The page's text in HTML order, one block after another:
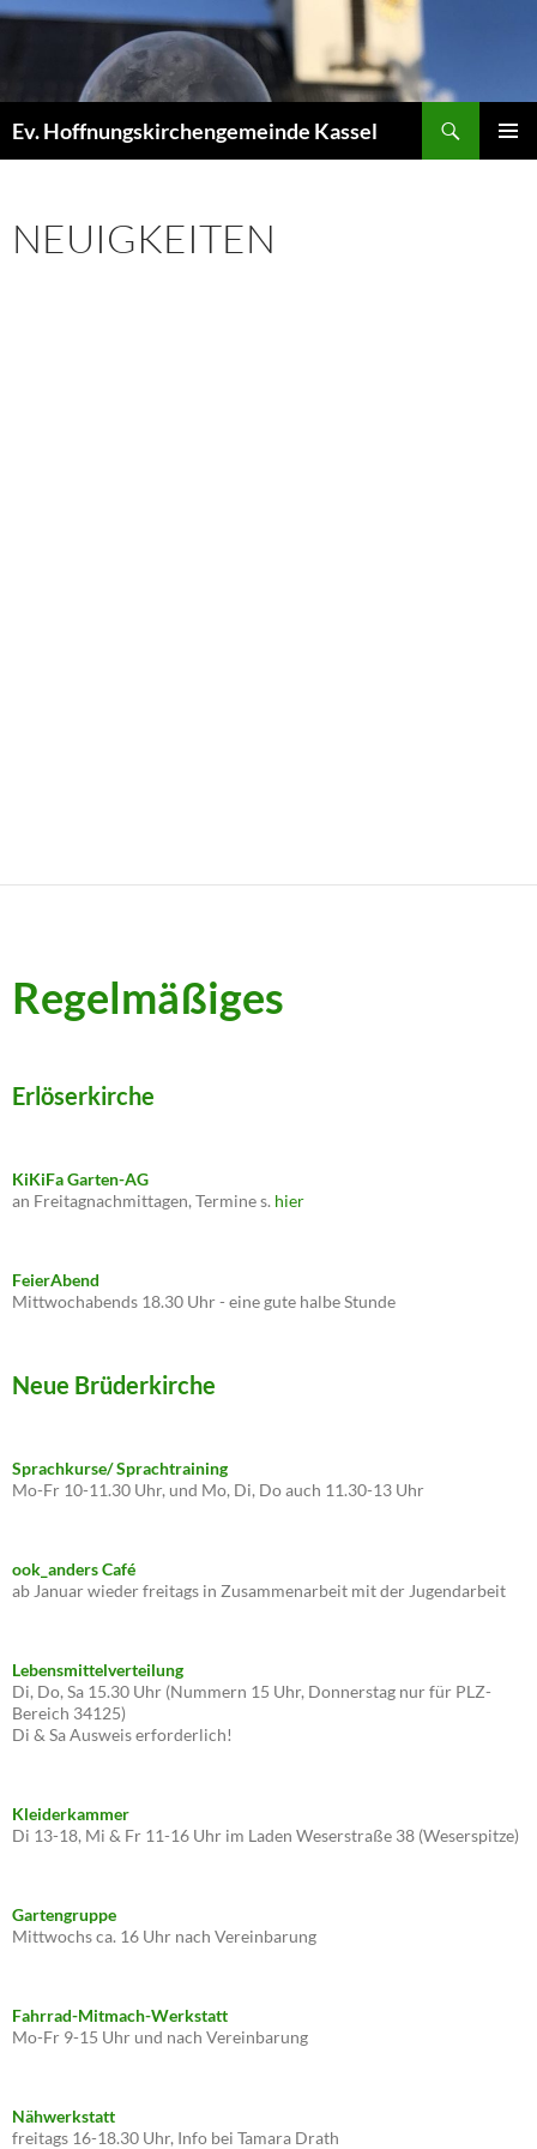
Zum
Ev. Hoffnungskirchengemeinde Kassel
NEUIGKEITEN
Regelmäßiges
Erlöserkirche
KiKiFa Garten-AG
an Freitagnachmittagen, Termine s. hier
FeierAbend
Mittwochabends 18.30 Uhr - eine gute halbe Stunde
Neue Brüderkirche
Sprachkurse/ Sprachtraining
Mo-Fr 10-11.30 Uhr, und Mo, Di, Do auch 11.30-13 Uhr
ook_anders Café
ab Januar wieder freitags in Zusammenarbeit mit der Jugendarbeit
Lebensmittelverteilung
Di, Do, Sa 15.30 Uhr (Nummern 15 Uhr, Donnerstag nur für PLZ-
Bereich 34125)
Di & Sa Ausweis erforderlich!
Kleiderkammer
Di 13-18, Mi & Fr 11-16 Uhr im Laden Weserstraße 38 (Weserspitze)
Gartengruppe
Mittwochs ca. 16 Uhr nach Vereinbarung
Fahrrad-Mitmach-Werkstatt
Mo-Fr 9-15 Uhr und nach Vereinbarung
Nähwerkstatt
freitags 16-18.30 Uhr, Info bei Tamara Drath